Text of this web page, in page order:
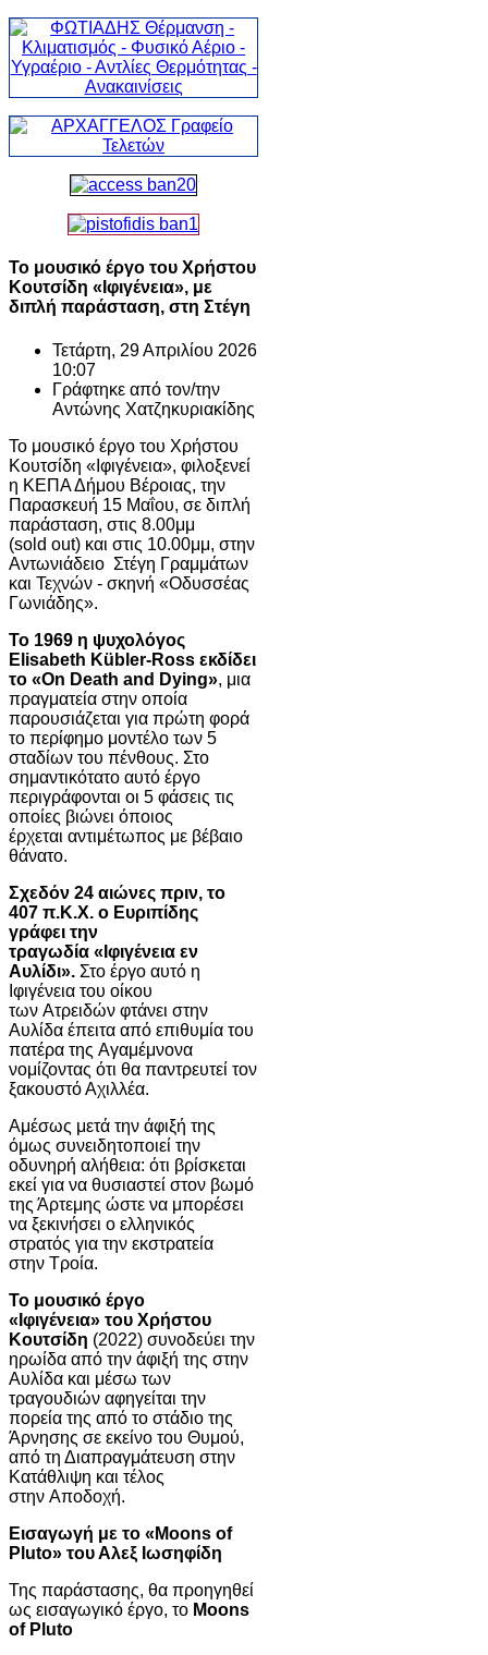
Το μουσικό έργο του Χρήστου
Κουτσίδη «Ιφιγένεια», με
διπλή παράσταση, στη Στέγη
Τετάρτη, 29 Απριλίου 2026
10:07
Γράφτηκε από τον/την
Αντώνης Χατζηκυριακίδης
Το μουσικό έργο του Χρήστου
Κουτσίδη «Ιφιγένεια», φιλοξενεί
η ΚΕΠΑ Δήμου Βέροιας, την
Παρασκευή 15 Μαΐου, σε διπλή
παράσταση, στις 8.00μμ
(sold out) και στις 10.00μμ, στην
Αντωνιάδειο Στέγη Γραμμάτων
και Τεχνών - σκηνή «Οδυσσέας
Γωνιάδης».
Το 1969 η ψυχολόγος
Elisabeth Kübler-Ross εκδίδει
το «On Death and Dying», μια
πραγματεία στην οποία
παρουσιάζεται για πρώτη φορά
το περίφημο μοντέλο των 5
σταδίων του πένθους. Στο
σημαντικότατο αυτό έργο
περιγράφονται οι 5 φάσεις τις
οποίες βιώνει όποιος
έρχεται αντιμέτωπος με βέβαιο
θάνατο.
Σχεδόν 24 αιώνες πριν, το
407 π.Κ.Χ. ο Ευριπίδης
γράφει την
τραγωδία «Ιφιγένεια εν
Αυλίδι». Στο έργο αυτό η
Ιφιγένεια του οίκου
των Ατρειδών φτάνει στην
Αυλίδα έπειτα από επιθυμία του
πατέρα της Αγαμέμνονα
νομίζοντας ότι θα παντρευτεί τον
ξακουστό Αχιλλέα.
Αμέσως μετά την άφιξή της
όμως συνειδητοποιεί την
οδυνηρή αλήθεια: ότι βρίσκεται
εκεί για να θυσιαστεί στον βωμό
της Άρτεμης ώστε να μπορέσει
να ξεκινήσει ο ελληνικός
στρατός για την εκστρατεία
στην Τροία.
Το μουσικό έργο
«Ιφιγένεια» του Χρήστου
Κουτσίδη (2022) συνοδεύει την
ηρωίδα από την άφιξή της στην
Αυλίδα και μέσω των
τραγουδιών αφηγείται την
πορεία της από το στάδιο της
Άρνησης σε εκείνο του Θυμού,
από τη Διαπραγμάτευση στην
Κατάθλιψη και τέλος
στην Αποδοχή.
Εισαγωγή με το «Moons of
Pluto» του Αλεξ Ιωσηφίδη
Της παράστασης, θα προηγηθεί
ως εισαγωγικό έργο, το Moons
of Pluto